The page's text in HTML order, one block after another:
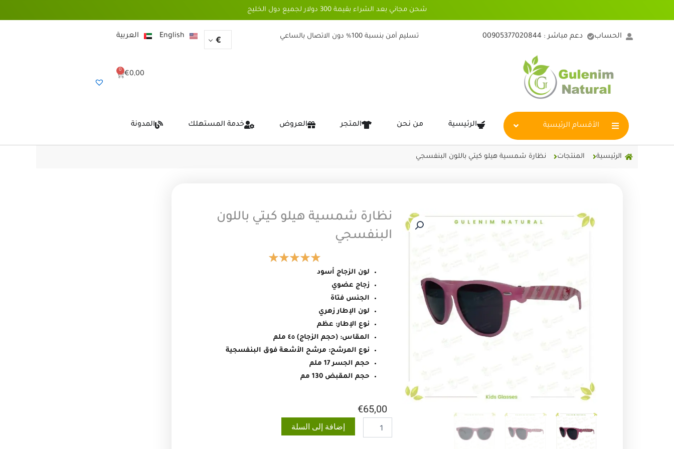
إلى
شحن مجاني بعد الشراء بقيمة 300 دولار لجميع دول الخليج
الحساب دعم مباشر : 00905377020844 تسليم آمن بنسبة 100% دون الاتصال بالساعي €
English العربية
€0,00
0
Cart
الأقسام الرئيسية الرئيسية من نحن المتجر العروض خدمة المستهلك المدونة
الرئيسية المنتجات نظارة شمسية هيلو كيتي باللون البنفسجي
نظارة شمسية هيلو كيتي باللون
البنفسجي
لون الزجاج أسود
زجاج عضوي
الجنس فتاة
لون الإطار زهري
نوع الإطار: عظم
المقاس: (حجم الزجاج) ٤٥ ملم
نوع المرشح: مرشح الأشعة فوق البنفسجية
حجم الجسر 17 ملم
حجم المقبض 130 مم
€65,00
كمية
نظارة
شمسية
إضافة إلى السلة